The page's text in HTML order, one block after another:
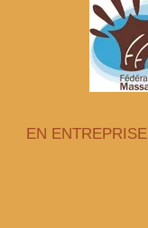
EN ENTREPRISE